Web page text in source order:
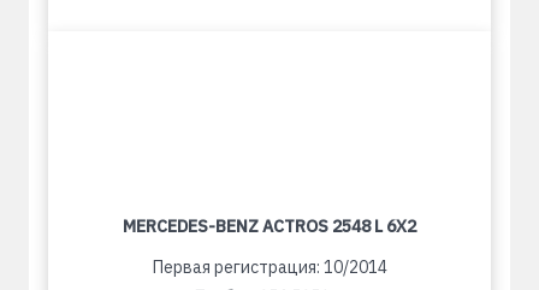
MERCEDES-BENZ ACTROS 2548 L 6X2
Первая регистрация: 10/2014